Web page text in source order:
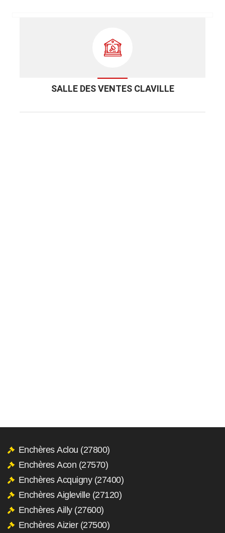
SALLE DES VENTES CLAVILLE
Enchères Aclou (27800)
Enchères Acon (27570)
Enchères Acquigny (27400)
Enchères Aigleville (27120)
Enchères Ailly (27600)
Enchères Aizier (27500)